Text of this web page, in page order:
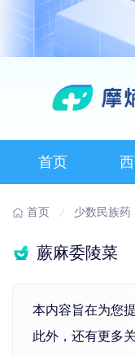
首页
首页 少数民族药
蕨麻委陵菜
本内容旨在为您
此外，还有更多